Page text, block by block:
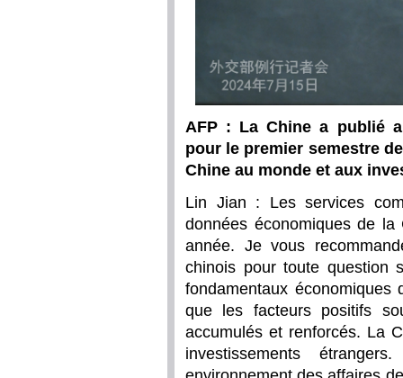
AFP : La Chine a publié
pour le premier semestre
Chine au monde et aux
Lin Jian : Les services
données économiques de
année. Je vous
chinois pour toute question
fondamentaux économiques
que les facteurs positifs
accumulés et renforcés. La
investissements